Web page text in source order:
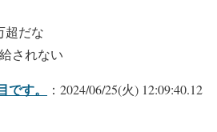
超だな
されない
す。
：2024/06/25(火) 12:09:40.12